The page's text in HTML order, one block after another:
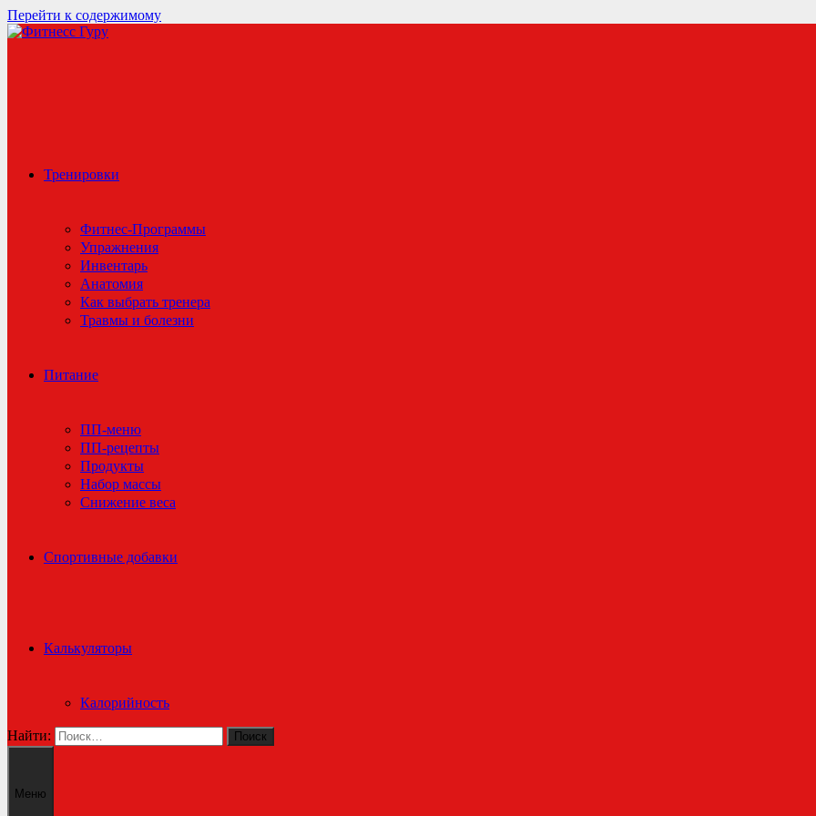
Перейти к содержимому
Тренировки
Фитнес-Программы
Упражнения
Инвентарь
Анатомия
Как выбрать тренера
Травмы и болезни
Питание
ПП-меню
ПП-рецепты
Продукты
Набор массы
Снижение веса
Спортивные добавки
Калькуляторы
Калорийность
Найти:
Меню